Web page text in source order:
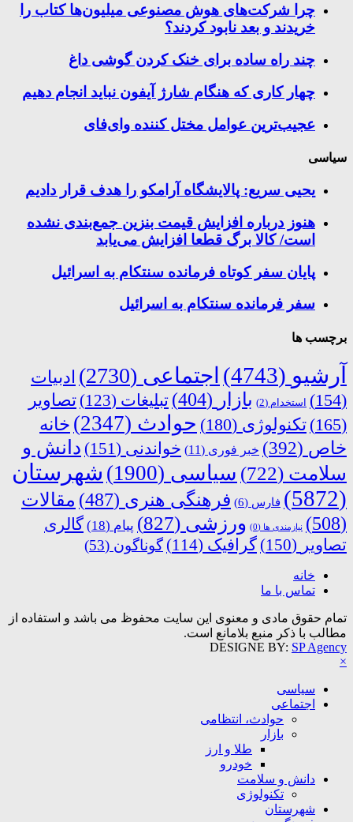
چرا شرکت‌های هوش مصنوعی میلیون‌ها کتاب را
خریدند و بعد نابود کردند؟
چند راه‌ ساده برای خنک کردن گوشی داغ
چهار کاری که هنگام شارژ آیفون نباید انجام دهیم
عجیب‌ترین عوامل مختل کننده وای‌فای
سیاسی
یحیی سریع: پالایشگاه آرامکو را هدف قرار دادیم
هنوز درباره افزایش قیمت بنزین جمع‌بندی نشده
است/ کالا برگ قطعا افزایش می‌یابد
پایان سفر کوتاه فرمانده سنتکام به اسرائیل
سفر فرمانده سنتکام به اسرائیل
برچسب ها
آرشیو (4743) اجتماعی (2730)
ادبیات
(154)
استخدام (2) بازار (404) تبلیغات (123)
تصاویر
(165)
تکنولوژی (180) حوادث (2347)
خانه
خاص (392) خبر فوری (11) خواندنی (151)
دانش و
سلامت (722) سیاسی (1900)
شهرستان
(5872)
فارس (6) فرهنگی هنری (487)
مقالات
(508)
نیازمندی ها (0) ورزشی (827) پیام (18)
گالری
تصاویر (150) گرافیک (114) گوناگون (53)
خانه
تماس با ما
تمام حقوق مادی و معنوی این سایت محفوظ می باشد و استفاده از
مطالب با ذکر منبع بلامانع است.
DESIGNE BY: SP Agency
×
سیاسی
اجتماعی
حوادث، انتظامی
بازار
طلا و ارز
خودرو
دانش و سلامت
تکنولوژی
شهرستان